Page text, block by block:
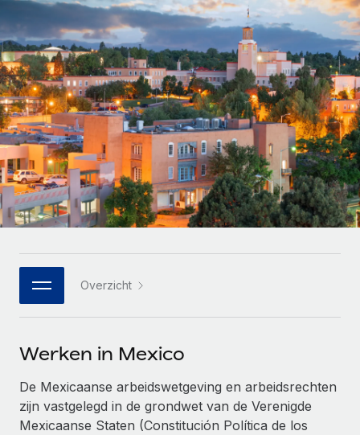
Zzp'ers internationaal onboarden en beheren
PEO
Ingewikkelde HR-taken eenvoudig uitbesteden
INFRASTRUCTUUR
Remote Embedded
HR naadloos in workflows integreren
Platform
Ingebouwde essentiële HR-functies voor je team
Integraties
Vraag een expert
Krijg hulp van global HR- en juridische experts
GROEIFASE
Start-ups
Flexibele global HR en payroll solutions voor groeiende
bedrijven
Mid-market
Teams uitbreiden met HR solutions op maat
Enterprise
Global HR voor grote bedrijven
WERK MET ONS SAMEN
Strategische technologiepartners
Een partner worden
Binnenkort beschikbaar
Integraties en advies over AI-automatiseringen
Betalingscalculator voor zzp'ers
Ontdek valuta-opties en betaalsnelheden voor
internationale zzp'ers
LEREN MET REMOTE
Onderzoek en gidsen
Casestudy's
HR-woordenlijst
Checklists en templates
Webinars
Newsroom
Inzicht in salaris en talent
Inzichtencentrum
Nederlands
Français
Deutsch
Español
Italiano
Português (Portugal)
日本語
한국어
Inloggen
Overzicht
Werken in Mexico
De Mexicaanse arbeidswetgeving en arbeidsrechten
zijn vastgelegd in de grondwet van de Verenigde
Mexicaanse Staten (Constitución Política de los